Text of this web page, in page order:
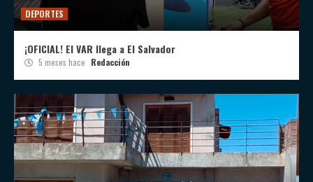
DEPORTES
¡OFICIAL! El VAR llega a El Salvador
5 meses hace Redacción